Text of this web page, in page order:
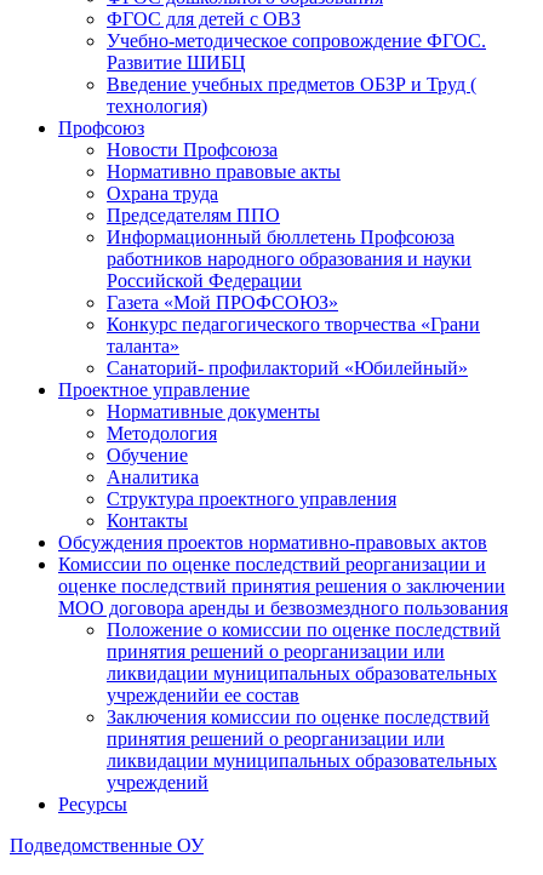
ФГОС для детей с ОВЗ
Учебно-методическое сопровождение ФГОС.
Развитие ШИБЦ
Введение учебных предметов ОБЗР и Труд (
технология)
Профсоюз
Новости Профсоюза
Нормативно правовые акты
Охрана труда
Председателям ППО
Информационный бюллетень Профсоюза
работников народного образования и науки
Российской Федерации
Газета «Мой ПРОФСОЮЗ»
Конкурс педагогического творчества «Грани
таланта»
Санаторий- профилакторий «Юбилейный»
Проектное управление
Нормативные документы
Методология
Обучение
Аналитика
Структура проектного управления
Контакты
Обсуждения проектов нормативно-правовых актов
Комиссии по оценке последствий реорганизации и
оценке последствий принятия решения о заключении
МОО договора аренды и безвозмездного пользования
Положение о комиссии по оценке последствий
принятия решений о реорганизации или
ликвидации муниципальных образовательных
учрежденийи ее состав
Заключения комиссии по оценке последствий
принятия решений о реорганизации или
ликвидации муниципальных образовательных
учреждений
Ресурсы
Подведомственные ОУ